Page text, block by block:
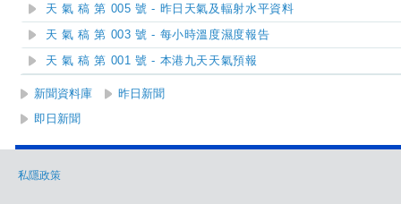
天 氣 稿 第 005 號 - 昨日天氣及輻射水平資料
天 氣 稿 第 003 號 - 每小時溫度濕度報告
天 氣 稿 第 001 號 - 本港九天天氣預報
新聞資料庫
昨日新聞
即日新聞
私隱政策